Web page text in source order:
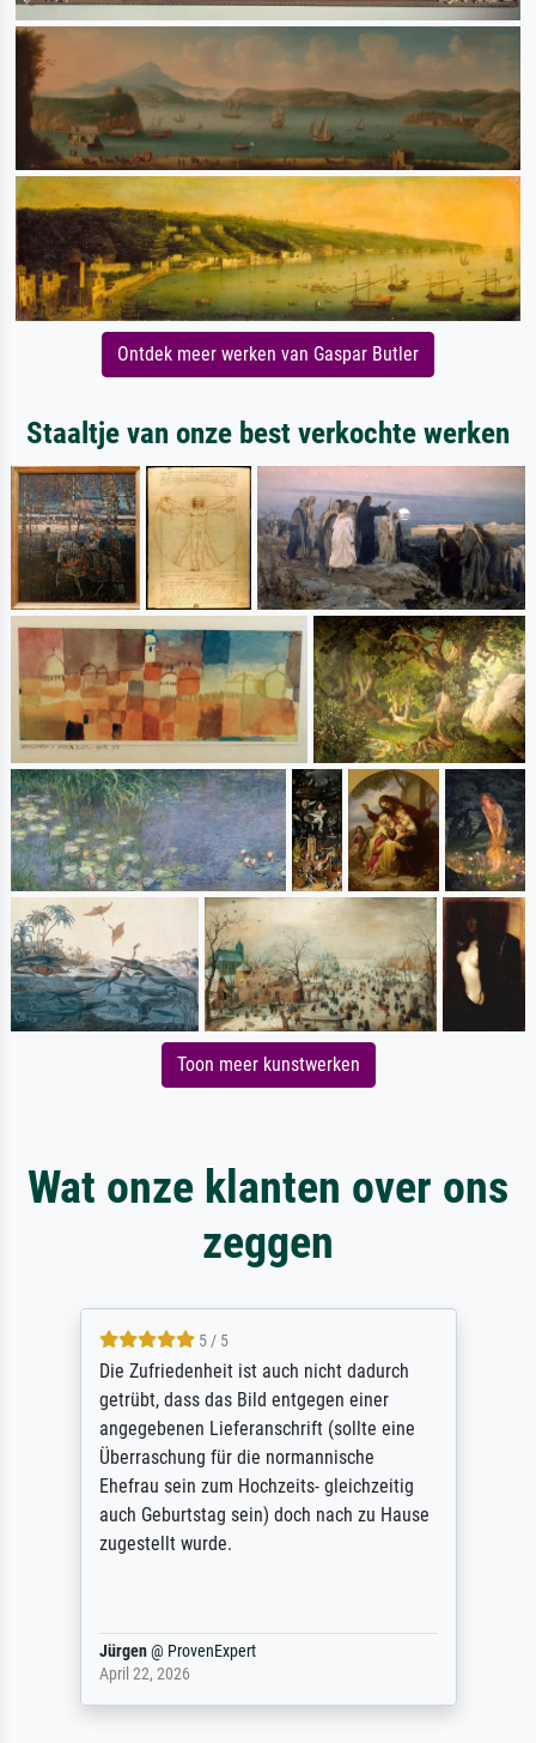
Ontdek meer werken van Gaspar Butler
Staaltje van onze best verkochte werken
Toon meer kunstwerken
Wat onze klanten over ons
zeggen
5 / 5
Die Zufriedenheit ist auch nicht dadurch
getrübt, dass das Bild entgegen einer
angegebenen Lieferanschrift (sollte eine
Überraschung für die normannische
Ehefrau sein zum Hochzeits- gleichzeitig
auch Geburtstag sein) doch nach zu Hause
zugestellt wurde.
Jürgen@ ProvenExpert
April 22, 2026